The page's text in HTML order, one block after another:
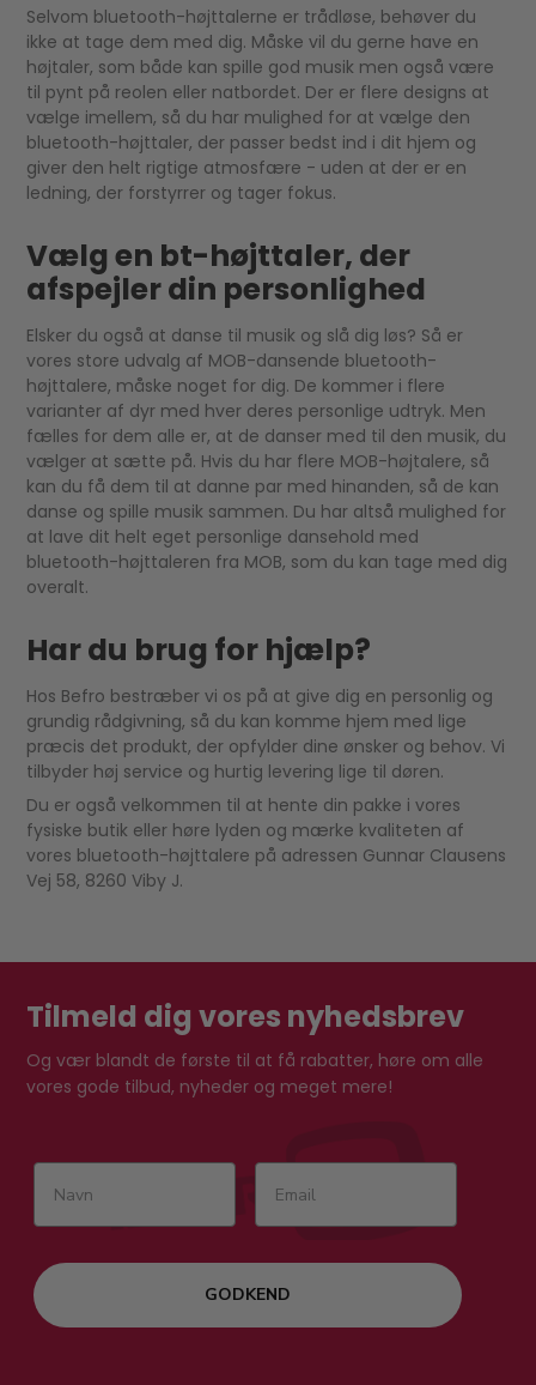
Selvom bluetooth-højttalerne er trådløse, behøver du
ikke at tage dem med dig. Måske vil du gerne have en
højtaler, som både kan spille god musik men også være
til pynt på reolen eller natbordet. Der er flere designs at
vælge imellem, så du har mulighed for at vælge den
bluetooth-højttaler, der passer bedst ind i dit hjem og
giver den helt rigtige atmosfære - uden at der er en
ledning, der forstyrrer og tager fokus.
Vælg en bt-højttaler, der
afspejler din personlighed
Elsker du også at danse til musik og slå dig løs? Så er
vores store udvalg af MOB-dansende bluetooth-
højttalere, måske noget for dig. De kommer i flere
varianter af dyr med hver deres personlige udtryk. Men
fælles for dem alle er, at de danser med til den musik, du
vælger at sætte på. Hvis du har flere MOB-højtalere, så
kan du få dem til at danne par med hinanden, så de kan
danse og spille musik sammen. Du har altså mulighed for
at lave dit helt eget personlige dansehold med
bluetooth-højttaleren fra MOB, som du kan tage med dig
overalt.
Har du brug for hjælp?
Hos Befro bestræber vi os på at give dig en personlig og
grundig rådgivning, så du kan komme hjem med lige
præcis det produkt, der opfylder dine ønsker og behov. Vi
tilbyder høj service og hurtig levering lige til døren.
Du er også velkommen til at hente din pakke i vores
fysiske butik eller høre lyden og mærke kvaliteten af
vores bluetooth-højttalere på adressen Gunnar Clausens
Vej 58, 8260 Viby J.
Tilmeld dig vores nyhedsbrev
Og vær blandt de første til at få rabatter, høre om alle
vores gode tilbud, nyheder og meget mere!
GODKEND